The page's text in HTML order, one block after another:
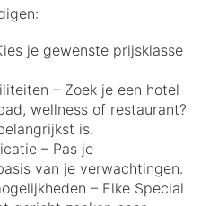
je gewenste prijsklasse
– Zoek je een hotel
wellness of restaurant?
is.
– Pas je
van je verwachtingen.
– Elke Special